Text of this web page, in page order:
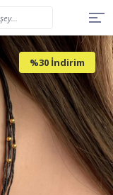
%30 İndirim